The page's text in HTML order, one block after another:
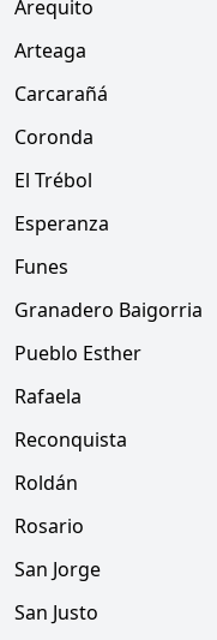
Arequito
Arteaga
Carcarañá
Coronda
El Trébol
Esperanza
Funes
Granadero Baigorria
Pueblo Esther
Rafaela
Reconquista
Roldán
Rosario
San Jorge
San Justo